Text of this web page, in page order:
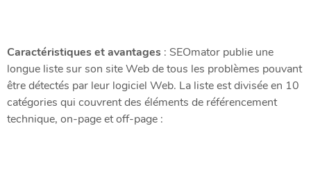
Caractéristiques et avantages : SEOmator publie une
longue liste sur son site Web de tous les problèmes pouvant
être détectés par leur logiciel Web. La liste est divisée en 10
catégories qui couvrent des éléments de référencement
technique, on-page et off-page :